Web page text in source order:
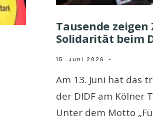
Tausende
Solidarität beim
15. Juni 2026 •
Am 13. Juni hat das
der DIDF am Kölner
Unter dem Motto